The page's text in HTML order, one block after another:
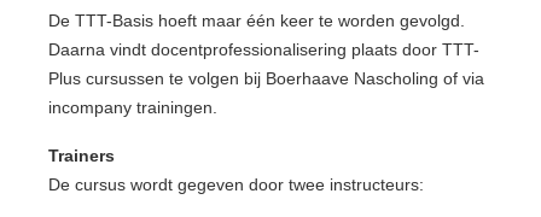
De TTT-Basis hoeft maar één keer te worden gevolgd.
Daarna vindt docentprofessionalisering plaats door TTT-
Plus cursussen te volgen bij Boerhaave Nascholing of via
incompany trainingen.
Trainers
De cursus wordt gegeven door twee instructeurs: